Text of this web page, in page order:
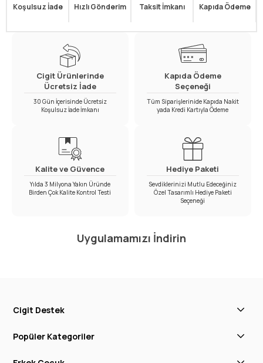
Koşulsuz İade Hızlı Gönderim Taksit İmkanı Kapıda Ödeme
Cigit Ürünlerinde
Ücretsiz İade
30 Gün İçerisinde Ücretsiz
Koşulsuz İade İmkanı
Kapıda Ödeme
Seçeneği
Tüm Siparişlerinide Kapıda Nakit
yada Kredi Kartıyla Ödeme
Kalite ve Güvence
Yılda 3 Milyona Yakın Üründe
Birden Çok Kalite Kontrol Testi
Hediye Paketi
Sevdiklerinizi Mutlu Edeceğiniz
Özel Tasarımlı Hediye Paketi
Seçeneği
Uygulamamızı İndirin
Cigit Destek
Popüler Kategoriler